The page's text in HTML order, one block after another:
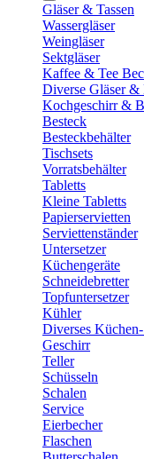
Gläser & Tassen
Wassergläser
Weingläser
Sektgläser
Kaffee & Tee
Diverse Gläser &
Kochgeschirr &
Besteck
Besteckbehälter
Tischsets
Vorratsbehälter
Tabletts
Kleine Tabletts
Papierservietten
Serviettenständer
Untersetzer
Küchengeräte
Schneidebretter
Topfuntersetzer
Kühler
Diverses
Geschirr
Teller
Schüsseln
Schalen
Service
Eierbecher
Flaschen